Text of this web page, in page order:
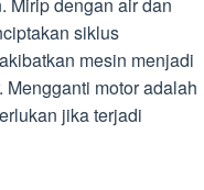
Mirip dengan air dan
siklus
mesin menjadi
motor adalah
jika terjadi